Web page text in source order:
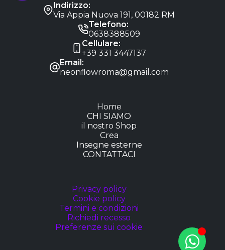
Indirizzo:
Via Appia Nuova 191, 00182 RM
Telefono:
0638388509
Cellulare:
+39 331 3447137
Email:
neonflowroma@gmail.com
Home
CHI SIAMO
il nostro Shop
Crea
Insegne esterne
CONTATTACI
Privacy policy
Cookie policy
Termini e condizioni
Richiedi recesso
Preferenze sui cookie